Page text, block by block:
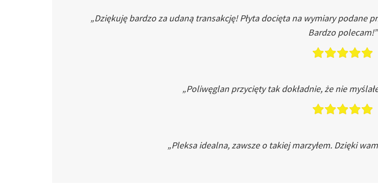
„Dziękuję bardzo za udaną transakcję! Płyta docięta na wymiary podane
Bardzo polecam!”
„Poliwęglan przycięty tak dokładnie, że nie
„Pleksa idealna, zawsze o takiej marzyłem. Dzięki